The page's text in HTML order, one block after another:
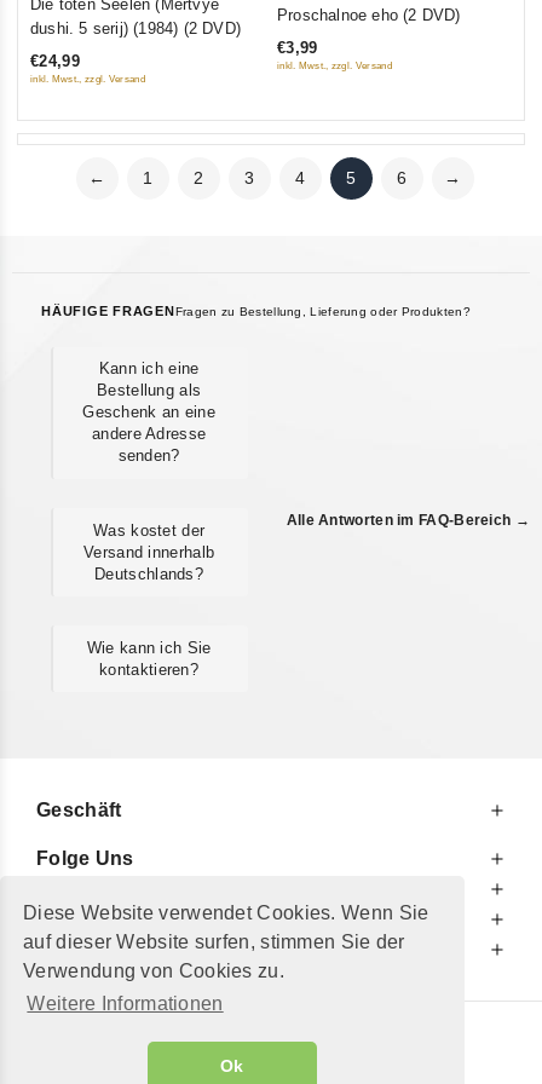
Diese Website verwendet Cookies. Wenn Sie
auf dieser Website surfen, stimmen Sie der
Verwendung von Cookies zu.
Weitere Informationen
Ok
5
Die toten Seelen (Mertvye
dushi. 5 serij) (1984) (2 DVD)
€24,99
inkl. Mwst., zzgl. Versand
of
Proschalnoe eho (2 DVD)
€3,99
inkl. Mwst., zzgl. Versand
← 1 2 3 4 5 6 →
HÄUFIGE FRAGENFragen zu Bestellung, Lieferung oder Produkten?
Kann ich eine
Bestellung als
Geschenk an eine
andere Adresse
senden?
Was kostet der
Versand innerhalb
Deutschlands?
Wie kann ich Sie
kontaktieren?
Alle Antworten im FAQ-Bereich →
Geschäft
Folge Uns
Zu Ihrer Information
Zusätzlich
© 2002 - 2026"Petershop GmbH"
Alle Preise inkl. MwSt. und zzgl.